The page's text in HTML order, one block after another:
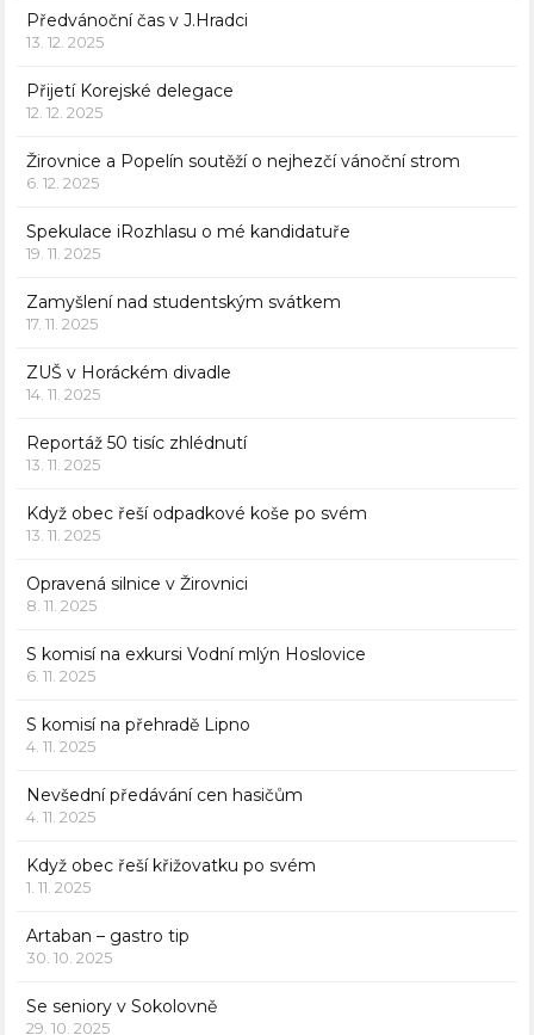
Předvánoční čas v J.Hradci
13. 12. 2025
Přijetí Korejské delegace
12. 12. 2025
Žirovnice a Popelín soutěží o nejhezčí vánoční strom
6. 12. 2025
Spekulace iRozhlasu o mé kandidatuře
19. 11. 2025
Zamyšlení nad studentským svátkem
17. 11. 2025
ZUŠ v Horáckém divadle
14. 11. 2025
Reportáž 50 tisíc zhlédnutí
13. 11. 2025
Když obec řeší odpadkové koše po svém
13. 11. 2025
Opravená silnice v Žirovnici
8. 11. 2025
S komisí na exkursi Vodní mlýn Hoslovice
6. 11. 2025
S komisí na přehradě Lipno
4. 11. 2025
Nevšední předávání cen hasičům
4. 11. 2025
Když obec řeší křižovatku po svém
1. 11. 2025
Artaban – gastro tip
30. 10. 2025
Se seniory v Sokolovně
29. 10. 2025